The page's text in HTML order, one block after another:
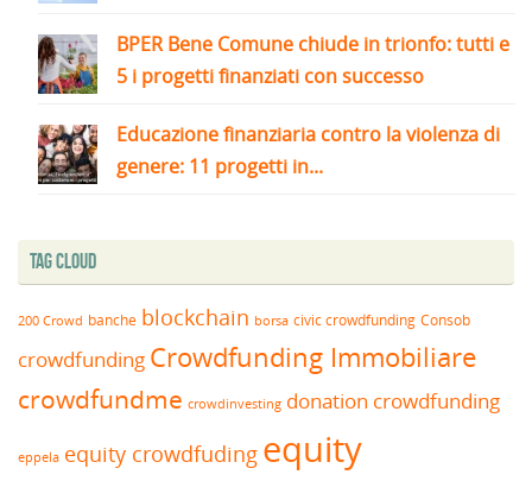
BPER Bene Comune chiude in trionfo: tutti e
5 i progetti finanziati con successo
Educazione finanziaria contro la violenza di
genere: 11 progetti in...
Tag Cloud
200 Crowd banche blockchain borsa civic crowdfunding Consob
crowdfunding Crowdfunding Immobiliare
crowdfundme crowdinvesting donation crowdfunding
eppela equity crowdfuding equity